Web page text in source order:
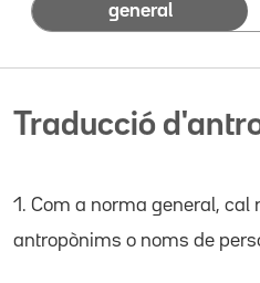
general
Traducció
1. Com a norma general, cal
antropònims o noms de